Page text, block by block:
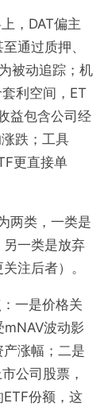
，DAT偏主
通过质押、
被动追踪；机
利空间，ET
益包含公司经
跌；工具
更直接单
两类，一类是
一类是放弃
注后者）。
一是价格关
mNAV波动影
涨幅；二是
公司股票，
份额，这